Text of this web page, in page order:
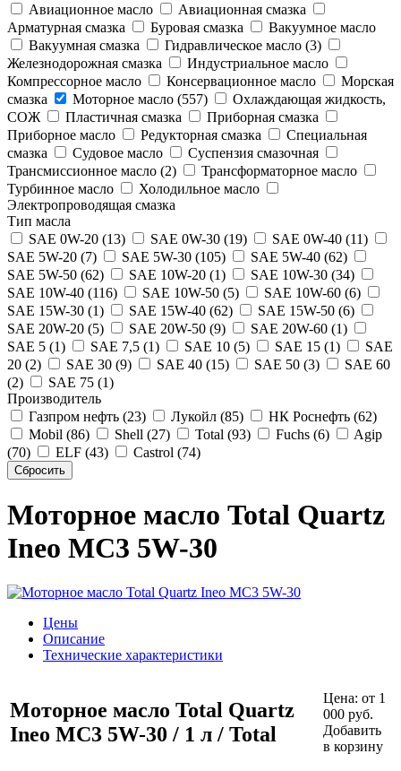
Авиационное масло
Авиационная смазка
Арматурная смазка
Буровая смазка
Вакуумное масло
Вакуумная смазка
Гидравлическое масло (3)
Железнодорожная смазка
Индустриальное масло
Компрессорное масло
Консервационное масло
Морская
смазка
Моторное масло (557)
Охлаждающая жидкость,
СОЖ
Пластичная смазка
Приборная смазка
Приборное масло
Редукторная смазка
Специальная
смазка
Судовое масло
Суспензия смазочная
Трансмиссионное масло (2)
Трансформаторное масло
Турбинное масло
Холодильное масло
Электропроводящая смазка
Тип масла
SAE 0W-20 (13)
SAE 0W-30 (19)
SAE 0W-40 (11)
SAE 5W-20 (7)
SAE 5W-30 (105)
SAE 5W-40 (62)
SAE 5W-50 (62)
SAE 10W-20 (1)
SAE 10W-30 (34)
SAE 10W-40 (116)
SAE 10W-50 (5)
SAE 10W-60 (6)
SAE 15W-30 (1)
SAE 15W-40 (62)
SAE 15W-50 (6)
SAE 20W-20 (5)
SAE 20W-50 (9)
SAE 20W-60 (1)
SAE 5 (1)
SAE 7,5 (1) SAE 10 (5) SAE 15 (1)
SAE
20 (2)
SAE 30 (9) SAE 40 (15) SAE 50 (3)
SAE 60
(2)
SAE 75 (1)
Производитель
Газпром нефть (23)
Лукойл (85)
НК Роснефть (62)
Mobil (86)
Shell (27) Total (93) Fuchs (6)
Agip
(70)
ELF (43) Castrol (74)
Моторное масло Total Quartz
Ineo MC3 5W-30
Цены
Описание
Технические характеристики
Моторное масло Total Quartz
Ineo MC3 5W-30 / 1 л / Total
Цена: от 1
000 руб.
Добавить
в корзину